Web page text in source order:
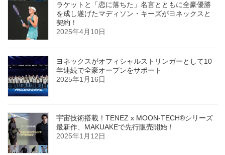
ラケットと「恋に落ちた」名言とともに全豪優勝
を成し遂げたマディソン・キーズがヨネックスと
契約！
2025年4月10日
ヨネックスがオフィシャルストリンガーとして10
年連続で全豪オープンをサポート
2025年1月16日
宇宙技術搭載！TENEZ x MOON-TECH®シリーズ
最新作、MAKUAKEで先行販売開始！
2025年1月12日